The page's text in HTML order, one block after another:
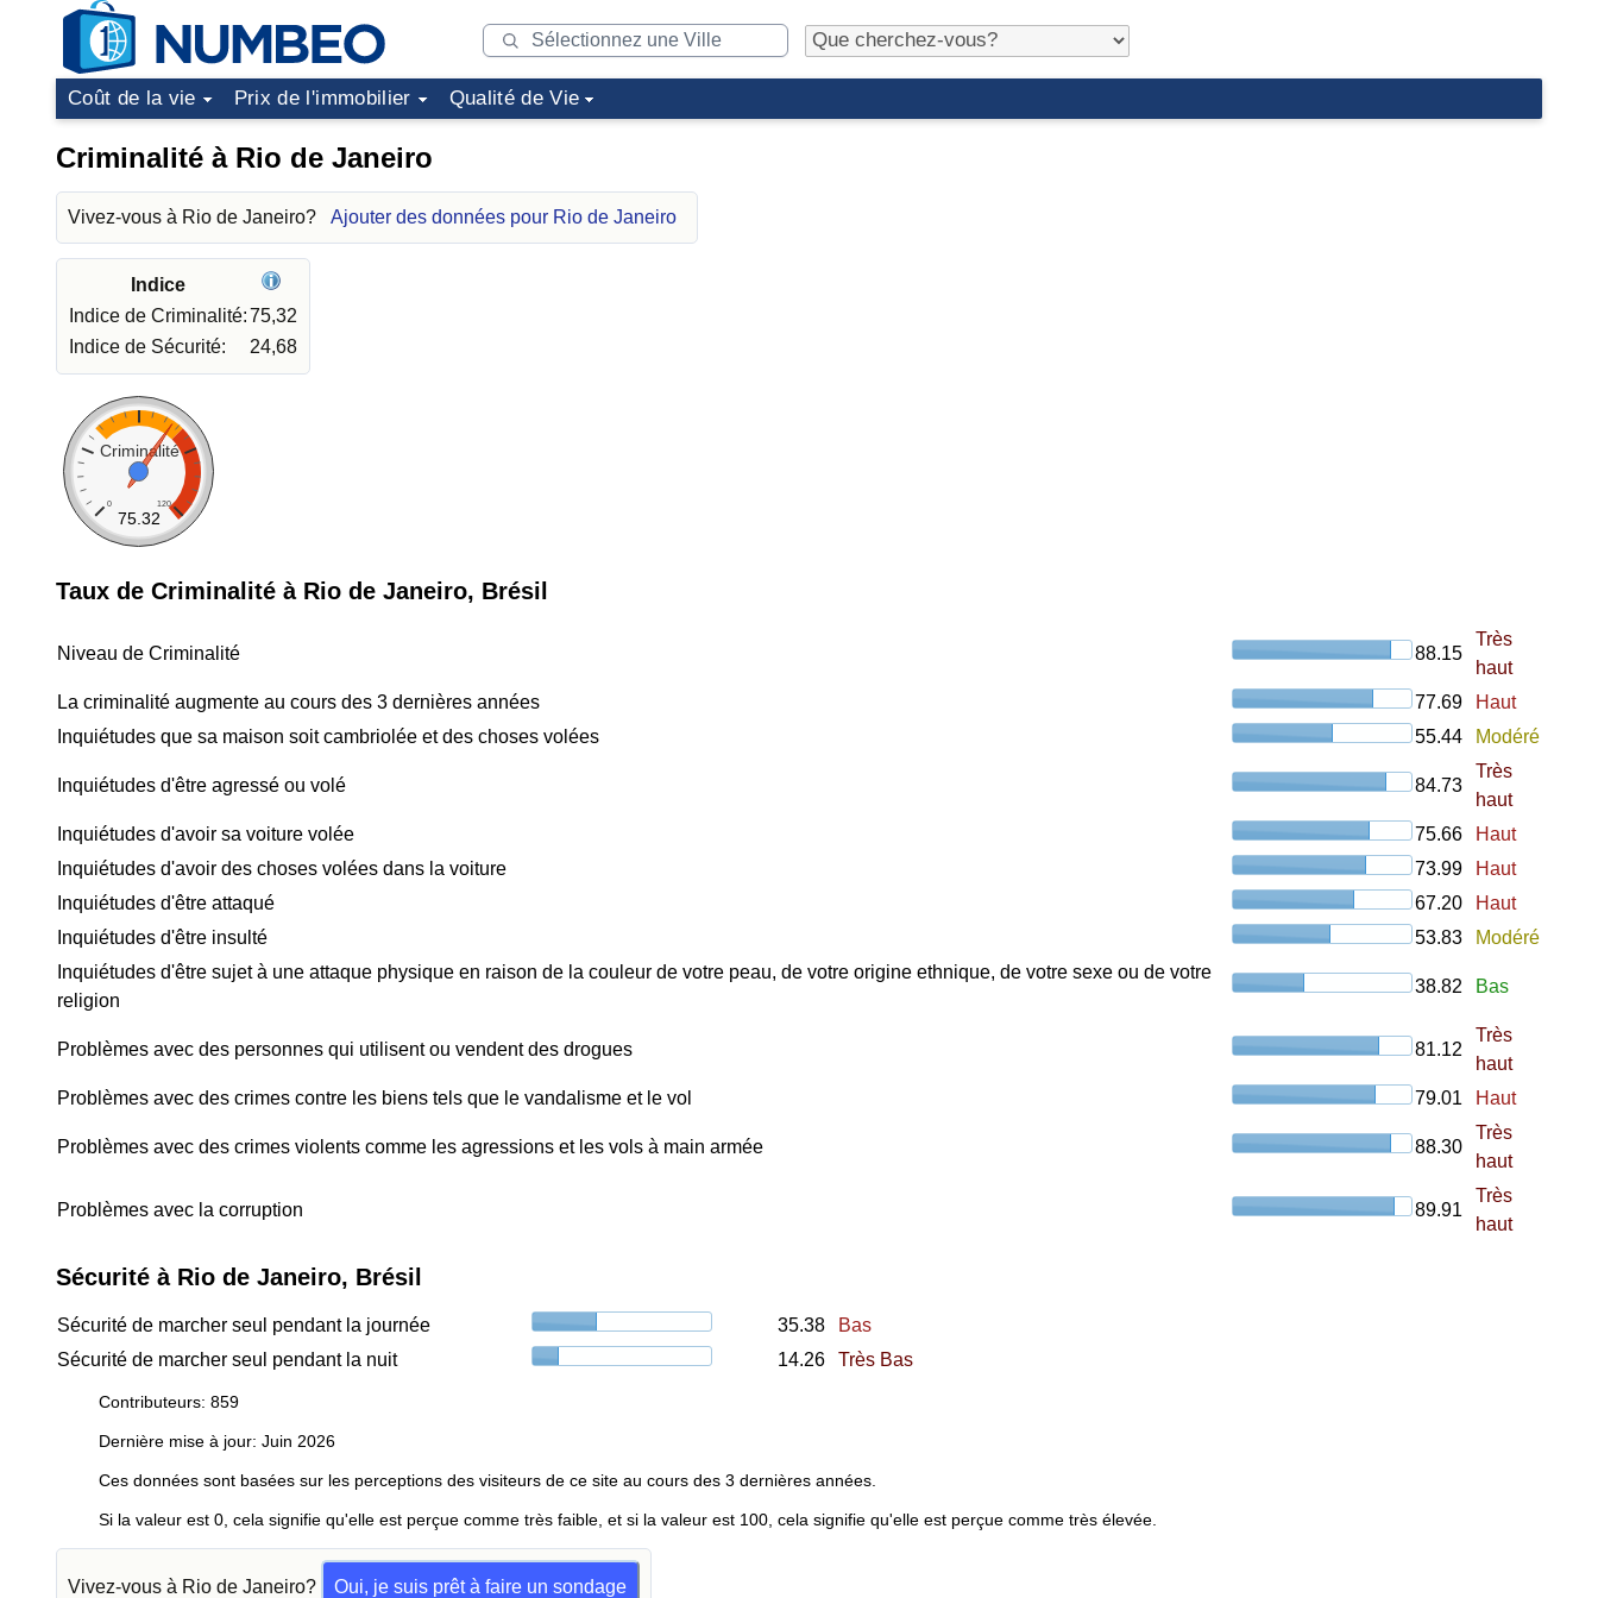
Coût de la vie Prix de l'immobilier Qualité de Vie
Criminalité à Rio de Janeiro
Vivez-vous à Rio de Janeiro? Ajouter des données pour Rio de Janeiro
Indice
Indice de Criminalité:75,32
Indice de Sécurité:
24,68
Criminalité
0 120
75.32
Taux de Criminalité à Rio de Janeiro, Brésil
Niveau de Criminalité 88.15
Très
haut
La criminalité augmente au cours des 3 dernières années
77.69
Haut
Inquiétudes que sa maison soit cambriolée et des choses volées
55.44 Modéré
Inquiétudes d'être agressé ou volé 84.73
Très
haut
Inquiétudes d'avoir sa voiture volée
75.66
Haut
Inquiétudes d'avoir des choses volées dans la voiture
73.99
Haut
Inquiétudes d'être attaqué
67.20
Haut
Inquiétudes d'être insulté
53.83
Modéré
Inquiétudes d'être sujet à une attaque physique en raison de la couleur de votre peau, de votre origine ethnique, de votre sexe ou de votre
religion
38.82 Bas
Problèmes avec des personnes qui utilisent ou vendent des drogues 81.12
Très
haut
Problèmes avec des crimes contre les biens tels que le vandalisme et le vol
79.01 Haut
Problèmes avec des crimes violents comme les agressions et les vols à main armée 88.30
Très
haut
Problèmes avec la corruption 89.91
Très
haut
Sécurité à Rio de Janeiro, Brésil
Sécurité de marcher seul pendant la journée 35.38
Bas
Sécurité de marcher seul pendant la nuit
14.26 Très Bas
Contributeurs: 859
Dernière mise à jour: Juin 2026
Ces données sont basées sur les perceptions des visiteurs de ce site au cours des 3 dernières années.
Si la valeur est 0, cela signifie qu'elle est perçue comme très faible, et si la valeur est 100, cela signifie qu'elle est perçue comme très élevée.
Vivez-vous à Rio de Janeiro? Oui, je suis prêt à faire un sondage